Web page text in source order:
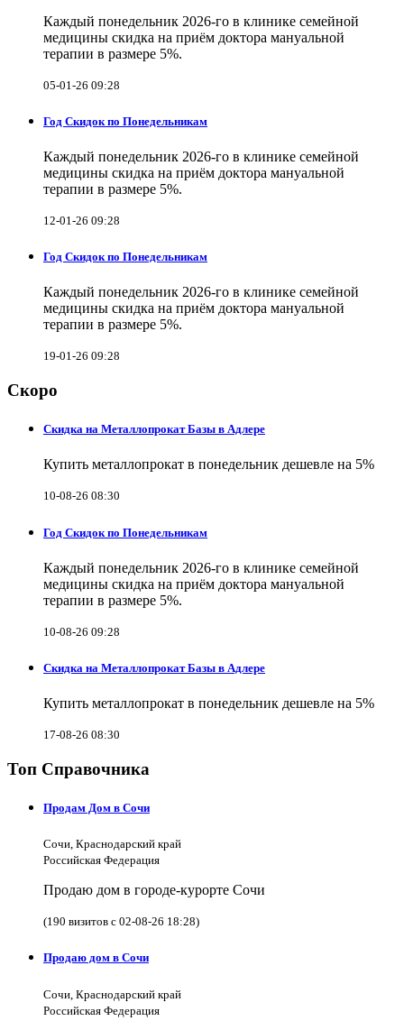
Каждый понедельник 2026-го в клинике семейной
медицины скидка на приём доктора мануальной
терапии в размере 5%.
05-01-26 09:28
Год Скидок по Понедельникам
Каждый понедельник 2026-го в клинике семейной
медицины скидка на приём доктора мануальной
терапии в размере 5%.
12-01-26 09:28
Год Скидок по Понедельникам
Каждый понедельник 2026-го в клинике семейной
медицины скидка на приём доктора мануальной
терапии в размере 5%.
19-01-26 09:28
Скоро
Скидка на Металлопрокат Базы в Адлере
Купить металлопрокат в понедельник дешевле на 5%
10-08-26 08:30
Год Скидок по Понедельникам
Каждый понедельник 2026-го в клинике семейной
медицины скидка на приём доктора мануальной
терапии в размере 5%.
10-08-26 09:28
Скидка на Металлопрокат Базы в Адлере
Купить металлопрокат в понедельник дешевле на 5%
17-08-26 08:30
Топ Справочника
Продам Дом в Сочи
Сочи, Краснодарский край
Российская Федерация
Продаю дом в городе-курорте Сочи
(190 визитов с 02-08-26 18:28)
Продаю дом в Сочи
Сочи, Краснодарский край
Российская Федерация